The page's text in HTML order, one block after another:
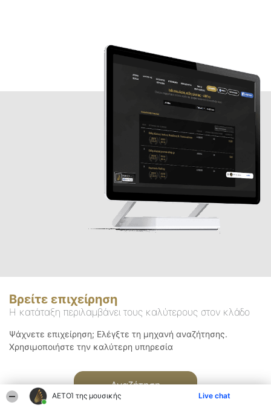
ΑΕΤΟΊ της μουσικής Live chat
Βρείτε επιχείρηση
Η κατάταξη περιλαμβάνει τους καλύτερους στον κλάδο
Ψάχνετε επιχείρηση; Ελέγξτε τη μηχανή αναζήτησης.
Χρησιμοποιήστε την καλύτερη υπηρεσία
Αναζήτηση